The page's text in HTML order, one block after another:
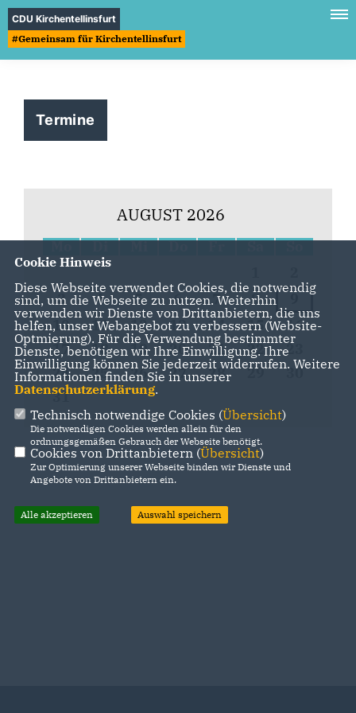
CDU Kirchentellinsfurt
#Gemeinsam für Kirchentellinsfurt
Termine
AUGUST 2026
Mo Di Mi Do Fr Sa
So
3
4 5 6 7 8
10
11 12 13 14 15
16
17
18 19 20 21 22
23
24
25 26 27 28 29
30
31
Cookie Hinweis
Diese Webseite verwendet Cookies, die notwendig
sind, um die Webseite zu nutzen. Weiterhin
verwenden wir Dienste von Drittanbietern, die uns
helfen, unser Webangebot zu verbessern (Website-
Optmierung). Für die Verwendung bestimmter
Dienste, benötigen wir Ihre Einwilligung. Ihre
Einwilligung können Sie jederzeit widerrufen. Weitere
Informationen finden Sie in unserer
Datenschutzerklärung.
Technisch notwendige Cookies (Übersicht)
Die notwendigen Cookies werden allein für den
ordnungsgemäßen Gebrauch der Webseite benötigt.
Cookies von Drittanbietern (Übersicht)
Zur Optimierung unserer Webseite binden wir Dienste und
Angebote von Drittanbietern ein.
Alle akzeptieren Auswahl speichern